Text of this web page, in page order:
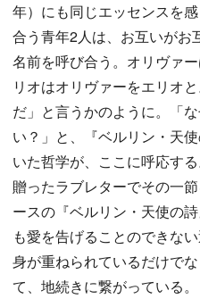
年）にも同じエッセンスを
合う青年2人は、お互いがお
名前を呼び合う。オリヴァ
リオはオリヴァーをエリオ
だ」と言うかのように。「
い？」と、『ベルリン・天
いた哲学が、ここに呼応す
贈ったラブレターでその一
ースの『ベルリン・天使の
も愛を告げることのできな
身が重ねられているだけで
て、地続きに繋がっている。